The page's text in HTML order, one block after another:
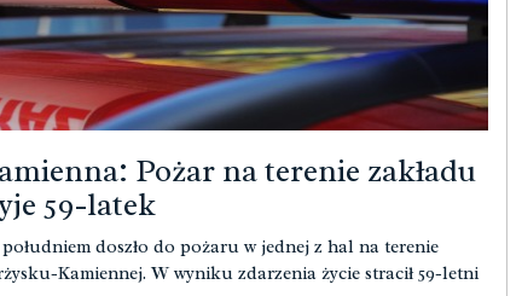
Pożar na terenie zakładu
59-latek
doszło do pożaru w jednej z hal na terenie
Kamiennej. W wyniku zdarzenia życie stracił 59-letni